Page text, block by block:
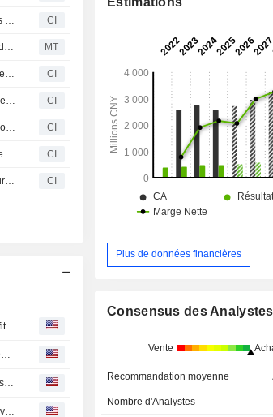
Guangzhou Metro Design & Research Institute Co., Ltd. : hausse des résultats sur neuf mois au 30 septembre 2025 CI
Le consortium mené par Guangzhou Metro signe un contrat de 175 milliards de dongs MT
Guangzhou Metro Design & Research Institute Co., Ltd. publie ses résultats semestriels au 30 juin 2025 CI
Guangzhou Metro Design & Research Institute Co., Ltd. approuve le dividende en espèces pour l'exercice 2024 CI
Guangzhou Metro Design & Research Institute Co., Ltd. publie ses résultats pour le premier trimestre clos le 31 mars 2025 CI
Guangzhou Metro Design & Research Institute Co., Ltd. propose un dividende final en espèces pour 2024 CI
Guangzhou Metro Design & Research Institute Co. annonce ses résultats pour l'exercice clos le 31 décembre 2024 CI
Plus de données financières
Consensus des Analystes
Vente
Recommandation moyenne
Nombre d'Analystes